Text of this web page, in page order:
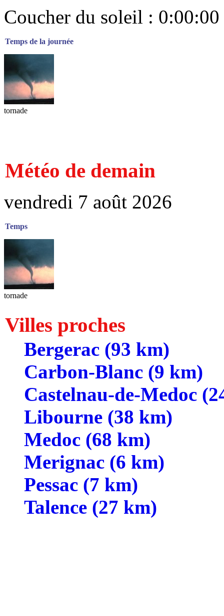
Coucher du soleil : 0:00:00
Temps de la journée
tornade
Météo de demain
vendredi 7 août 2026
Temps
tornade
Villes proches
Bergerac (93 km)
Carbon-Blanc (9 km)
Castelnau-de-Medoc
Libourne (38 km)
Medoc (68 km)
Merignac (6 km)
Pessac (7 km)
Talence (27 km)